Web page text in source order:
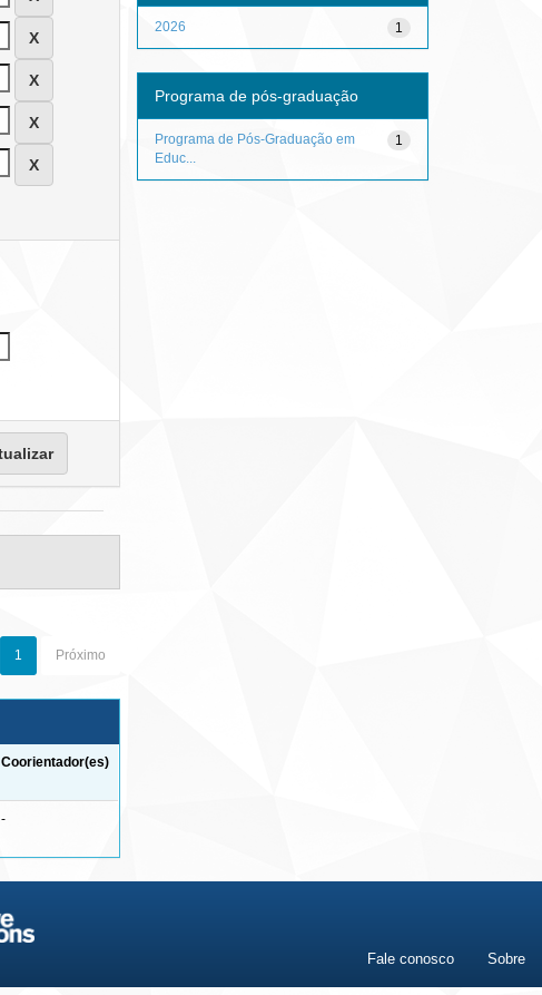
1 Próximo
Coorientador(es)
-
1
2026
Programa de pós-graduação
1
Programa de Pós-Graduação em
Educ...
Fale conosco Sobre